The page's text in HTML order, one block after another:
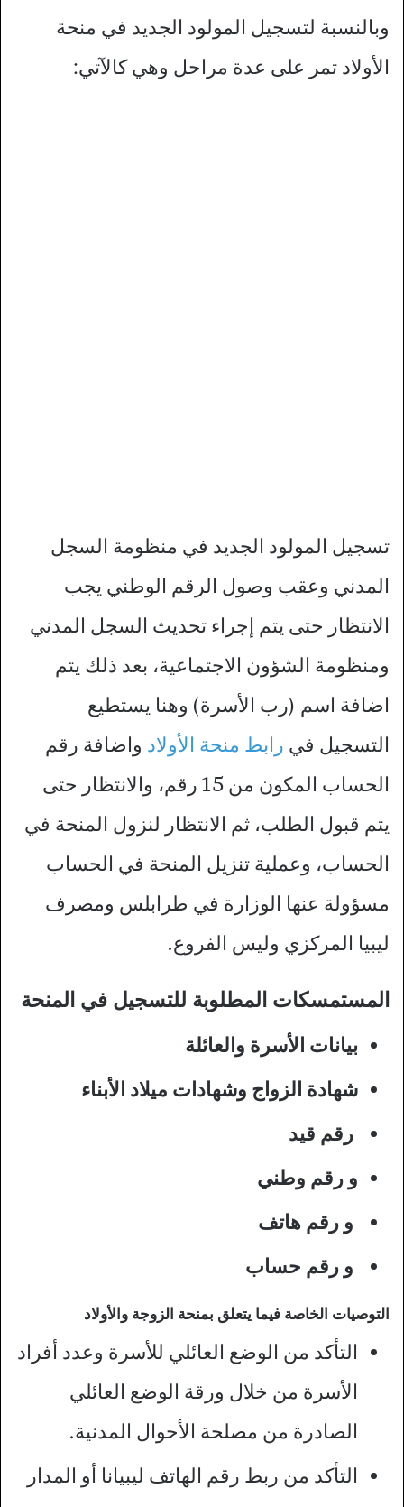
وبالنسبة لتسجيل المولود الجديد في منحة
الأولاد تمر على عدة مراحل وهي كالآتي:
تسجيل المولود الجديد في منظومة السجل
المدني وعقب وصول الرقم الوطني يجب
الانتظار حتى يتم إجراء تحديث السجل المدني
ومنظومة الشؤون الاجتماعية، بعد ذلك يتم
اضافة اسم (رب الأسرة) وهنا يستطيع
التسجيل في رابط منحة الأولاد واضافة رقم
الحساب المكون من 15 رقم، والانتظار حتى
يتم قبول الطلب، ثم الانتظار لنزول المنحة في
الحساب، وعملية تنزيل المنحة في الحساب
مسؤولة عنها الوزارة في طرابلس ومصرف
ليبيا المركزي وليس الفروع.
المستمسكات المطلوبة للتسجيل في المنحة
بيانات الأسرة والعائلة
شهادة الزواج وشهادات ميلاد الأبناء
رقم قيد
و رقم وطني
و رقم هاتف
و رقم حساب
التوصيات الخاصة فيما يتعلق بمنحة الزوجة والأولاد
التأكد من الوضع العائلي للأسرة وعدد أفراد
الأسرة من خلال ورقة الوضع العائلي
الصادرة من مصلحة الأحوال المدنية.
التأكد من ربط رقم الهاتف ليبيانا أو المدار